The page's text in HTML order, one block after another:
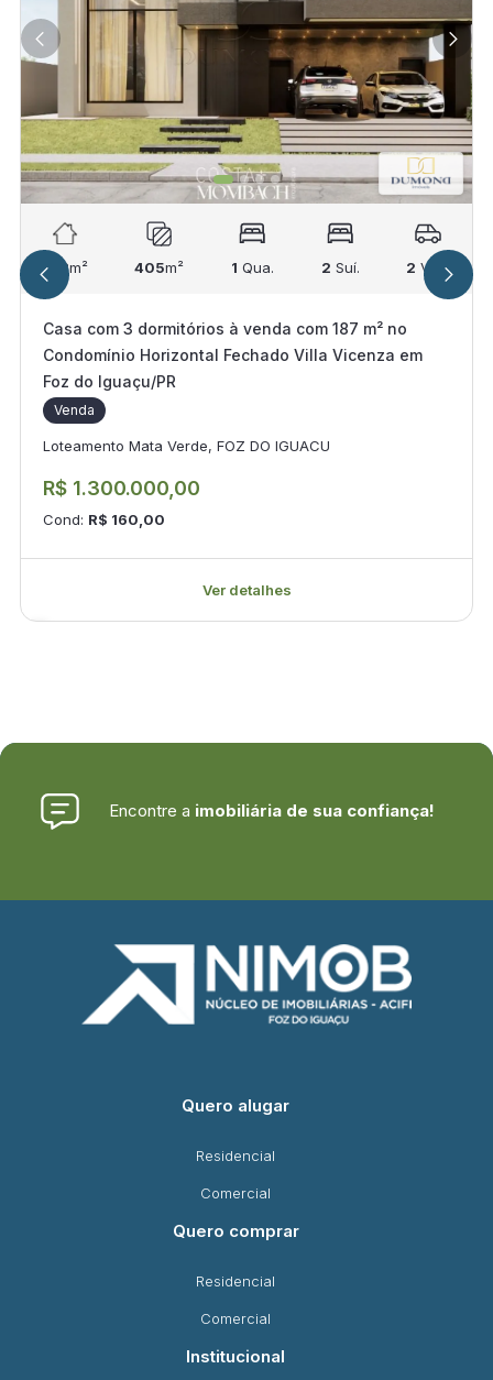
188m² 405m² 1 Qua. 2 Suí. 2 Vag.
Casa com 3 dormitórios à venda com 187 m² no
Condomínio Horizontal Fechado Villa Vicenza em
Foz do Iguaçu/PR
Venda
Loteamento Mata Verde, FOZ DO IGUACU
R$ 1.300.000,00
Cond: R$ 160,00
Ver detalhes
Encontre a imobiliária de sua confiança!
Quero alugar
Residencial
Comercial
Quero comprar
Residencial
Comercial
Institucional